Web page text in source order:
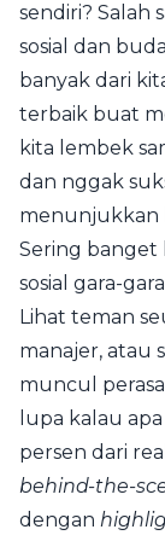
sendiri? Salah
sosial dan
banyak dari
terbaik buat
kita lembek
dan nggak
menunjukkan
Sering banget
sosial gara-
Lihat teman
manajer, atau
muncul
lupa kalau
persen dari
behind-the-
dengan